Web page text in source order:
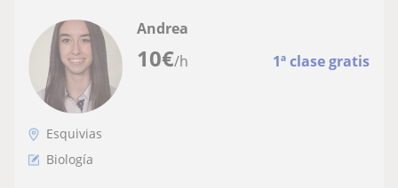
10€/h 1ª clase gratis
Andrea
Esquivias
Biología